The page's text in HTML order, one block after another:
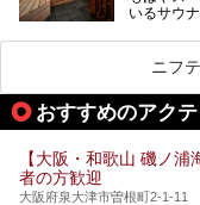
で“遊び+
処にいた
オープン
いるサウ
ペース、
が充実し
今回はそ
泉・銭湯
ニフ
おすすめのアク
【大阪・和歌山 磯ノ
者の方歓迎
大阪府泉大津市曽根町2-1-11